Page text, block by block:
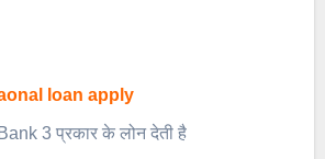
loan apply
3 प्रकार के लोन देती है